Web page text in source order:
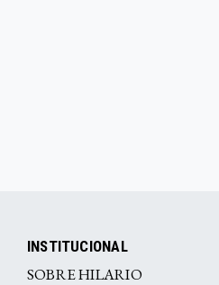
INSTITUCIONAL
SOBRE HILARIO